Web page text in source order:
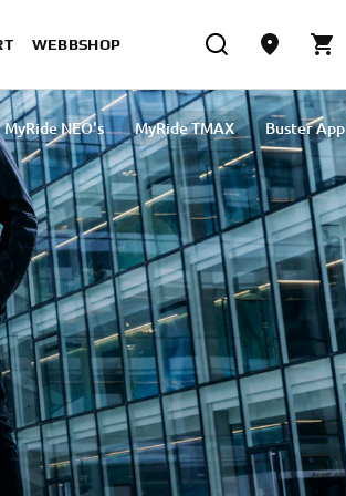
WEBBSHOP
MyRide NEO's MyRide TMAX
Buster App
Tech MAX Connectivity & Navigation
MyBoat